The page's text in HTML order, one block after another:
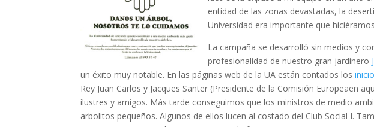
entidad de las zonas devastadas, la
Universidad era importante que
La campaña se desarrolló sin medios y
profesionalidad de nuestro gran jardinero
un éxito muy notable. En las páginas web de la UA están contados los
Rey Juan Carlos y Jacques Santer (Presidente de la Comisión Europeaen
ilustres y amigos. Más tarde conseguimos que los ministros de medio
arbolitos pequeños. Algunos de ellos lucen al costado del Club Social I.